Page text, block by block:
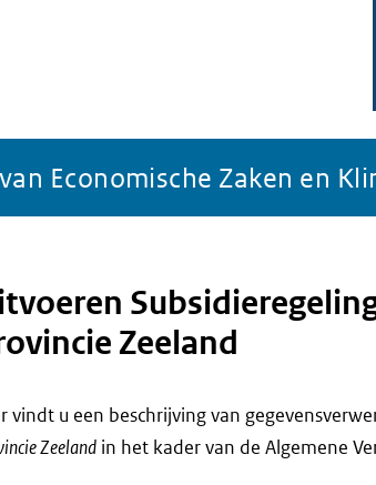
Economische Zaken en
Zeeland
vindt u een beschrijving van
Zeeland in het kader van de Algemene